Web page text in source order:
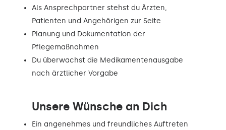
Als Ansprechpartner stehst du Ärzten,
Patienten und Angehörigen zur Seite
Planung und Dokumentation der
Pflegemaßnahmen
Du überwachst die Medikamentenausgabe
nach ärztlicher Vorgabe
Unsere Wünsche an Dich
Ein angenehmes und freundliches Auftreten